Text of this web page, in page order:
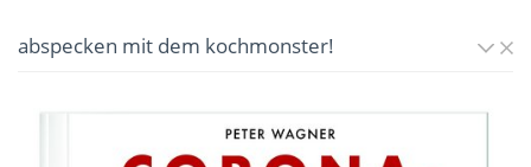
abspecken mit dem kochmonster!